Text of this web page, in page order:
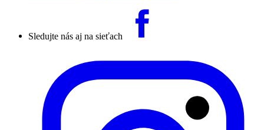
Sledujte nás aj na sieťach